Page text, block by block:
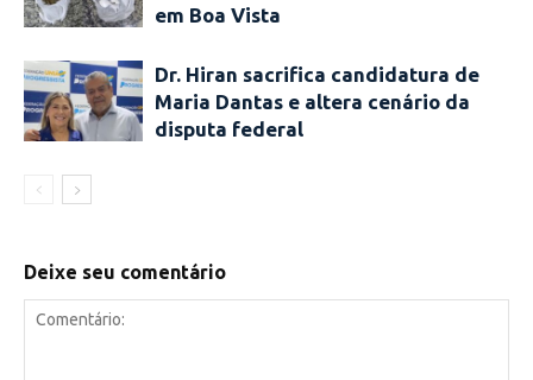
em Boa Vista
Dr. Hiran sacrifica candidatura de
Maria Dantas e altera cenário da
disputa federal
Deixe seu comentário